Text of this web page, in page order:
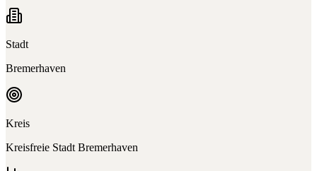
Stadt
Bremerhaven
Kreis
Kreisfreie Stadt Bremerhaven